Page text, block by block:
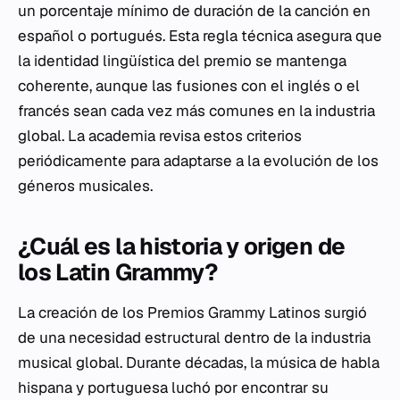
un porcentaje mínimo de duración de la canción en
español o portugués. Esta regla técnica asegura que
la identidad lingüística del premio se mantenga
coherente, aunque las fusiones con el inglés o el
francés sean cada vez más comunes en la industria
global. La academia revisa estos criterios
periódicamente para adaptarse a la evolución de los
géneros musicales.
¿Cuál es la historia y origen de
los Latin Grammy?
La creación de los Premios Grammy Latinos surgió
de una necesidad estructural dentro de la industria
musical global. Durante décadas, la música de habla
hispana y portuguesa luchó por encontrar su